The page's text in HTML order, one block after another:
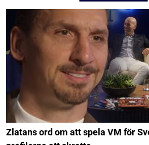
Zlatans ord om att spela VM för